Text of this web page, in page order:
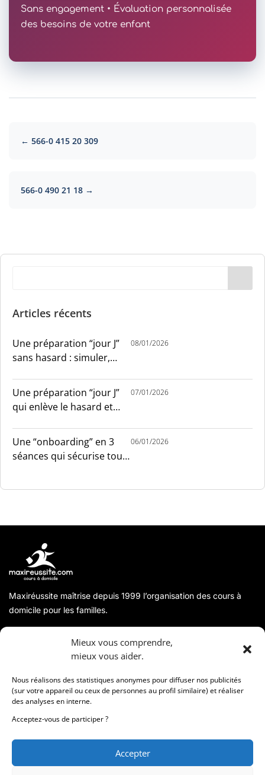
Mieux vous comprendre,
mieux vous aider.
Nous réalisons des statistiques anonymes pour diffuser nos publicités
(sur votre appareil ou ceux de personnes au profil similaire) et réaliser
des analyses en interne.
Acceptez-vous de participer ?
Accepter
Sans engagement • Évaluation personnalisée
des besoins de votre enfant
← 566-0 415 20 309
566-0 490 21 18 →
Articles récents
Une préparation “jour J”
sans hasard : simuler,
08/01/2026
Une préparation “jour J”
qui enlève le hasard et
07/01/2026
Une “onboarding” en 3
séances qui sécurise tout
06/01/2026
Maxiréussite maîtrise depuis 1999 l’organisation des cours à
domicile pour les familles.
Coordonnées